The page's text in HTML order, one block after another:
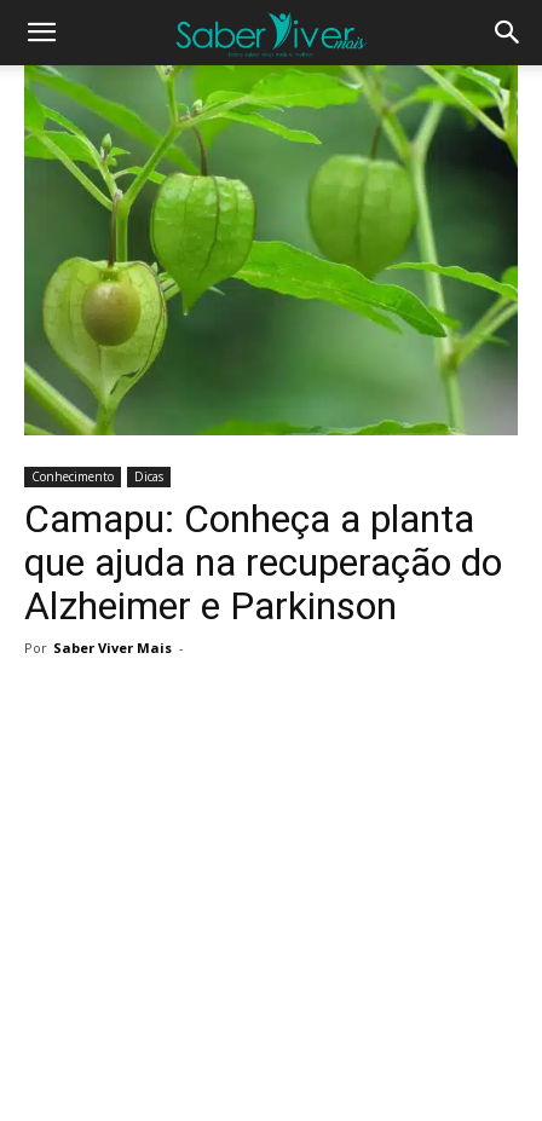
Conhecimento Dicas
Camapu: Conheça a planta
que ajuda na recuperação do
Alzheimer e Parkinson
Por Saber Viver Mais -